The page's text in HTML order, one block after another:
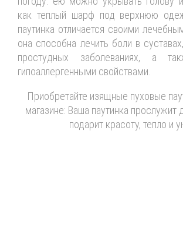
как теплый шарф под верхнюю
паутинка отличается своими
она способна лечить боли в
простудных заболеваниях, а
гипоаллергенными свойствами.
Приобретайте изящные пуховые
магазине: Ваша паутинка прослужит
подарит красоту, тепло и